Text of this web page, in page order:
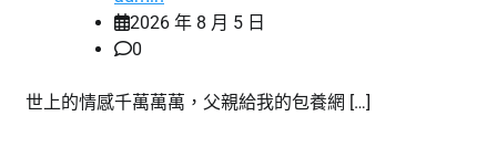
2026 年 8 月 5 日
0
世上的情感千萬萬萬，父親給我的包養網 […]